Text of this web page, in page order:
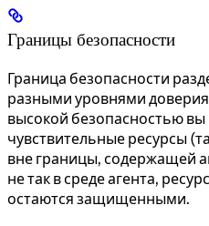
Границы безопасности
Граница безопасности
разными уровнями
высокой безопасностью
чувствительные ресурсы
вне границы, содержащей
не так в среде агента,
остаются защищенными.